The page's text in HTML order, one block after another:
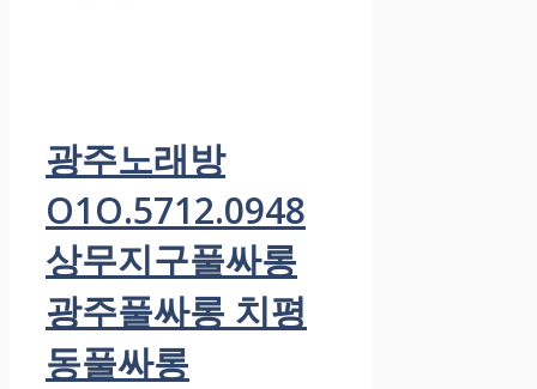
광주노래방
O1O.5712.0948
상무지구풀싸롱
광주풀싸롱 치평
동풀싸롱